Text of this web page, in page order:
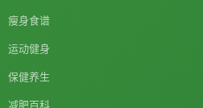
瘦身食谱
运动健身
保健养生
减肥百科